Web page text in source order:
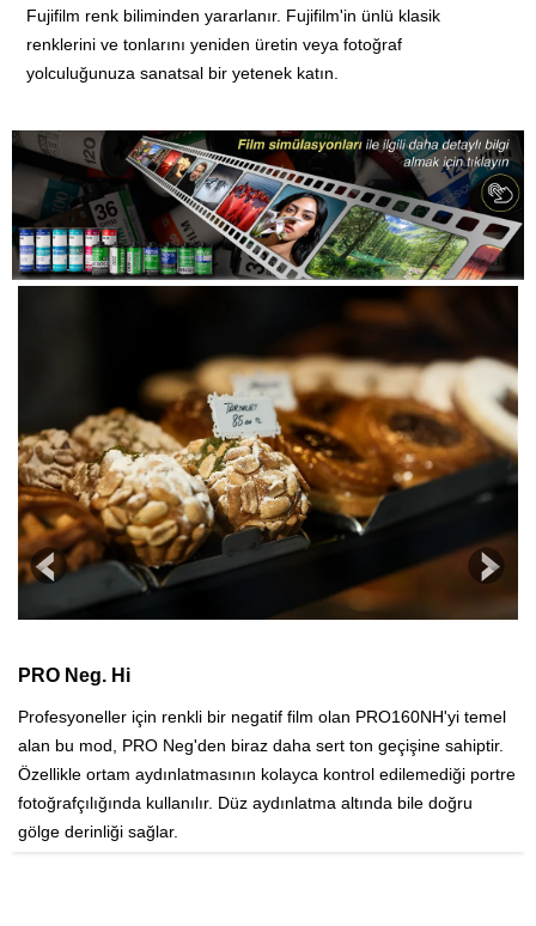
Fujifilm renk biliminden yararlanır. Fujifilm'in ünlü klasik
renklerini ve tonlarını yeniden üretin veya fotoğraf
yolculuğunuza sanatsal bir yetenek katın.
PRO Neg. Hi
Profesyoneller için renkli bir negatif film olan PRO160NH'yi temel
alan bu mod, PRO Neg'den biraz daha sert ton geçişine sahiptir.
Özellikle ortam aydınlatmasının kolayca kontrol edilemediği portre
fotoğrafçılığında kullanılır. Düz aydınlatma altında bile doğru
gölge derinliği sağlar.